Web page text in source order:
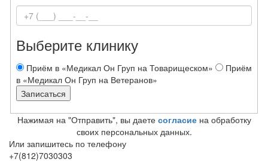
Выберите клинику
Приём в «Медикал Он Груп на Товарищеском»
Приём
в «Медикал Он Груп на Ветеранов»
Нажимая на "Отправить", вы даете согласиена обработку
своих персональных данных.
Или запишитесь по телефону
+7(812)7030303